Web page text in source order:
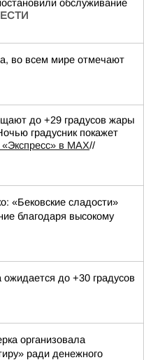
обслуживание
во всем мире отмечают
до +29 градусов жары
градусник покажет
в MAX//
«Бековские сладости»
благодаря высокому
ожидается до +30 градусов
организовала
ради денежного